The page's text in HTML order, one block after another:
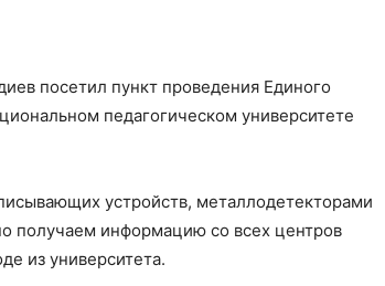
посетил пункт проведения Единого
педагогическом университете
устройств, металлодетекторами
получаем информацию со всех центров
из университета.